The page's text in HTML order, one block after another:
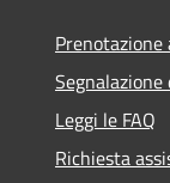
Leggi le FAQ
Richiesta